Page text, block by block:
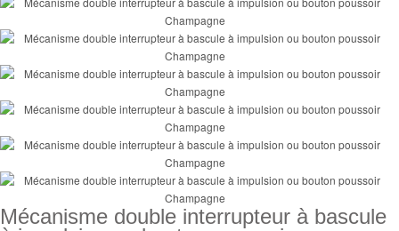
Mécanisme double interrupteur à bascule